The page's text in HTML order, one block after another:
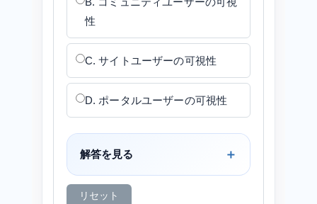
性
C. サイトユーザーの可視性
D. ポータルユーザーの可視性
解答を見る
リセット